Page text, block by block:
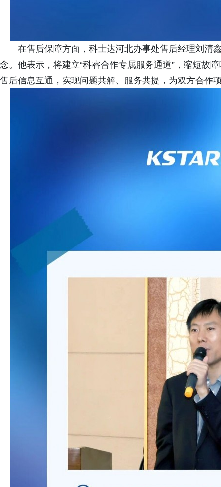
在售后保障方面，科士达河北办事处售后经理刘清
念。他表示，将建立“科睿合作专属服务通道”，缩短故
售后信息互通，实现问题共解、服务共提，为双方合作